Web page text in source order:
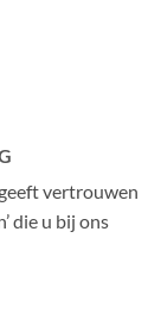
vertrouwen
die u bij ons